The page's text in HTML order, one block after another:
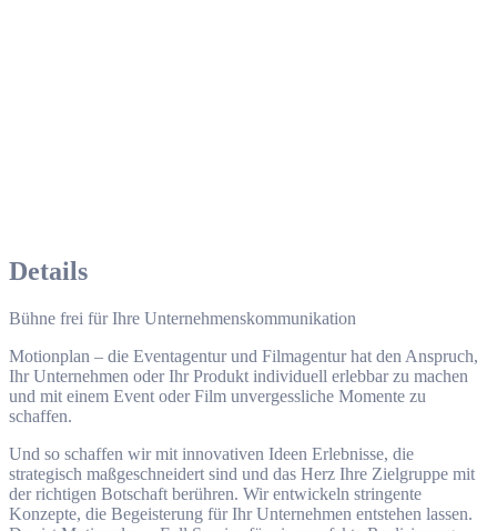
Details
Bühne frei für Ihre Unternehmenskommunikation
Motionplan – die Eventagentur und Filmagentur hat den Anspruch,
Ihr Unternehmen oder Ihr Produkt individuell erlebbar zu machen
und mit einem Event oder Film unvergessliche Momente zu
schaffen.
Und so schaffen wir mit innovativen Ideen Erlebnisse, die
strategisch maßgeschneidert sind und das Herz Ihre Zielgruppe mit
der richtigen Botschaft berühren. Wir entwickeln stringente
Konzepte, die Begeisterung für Ihr Unternehmen entstehen lassen.